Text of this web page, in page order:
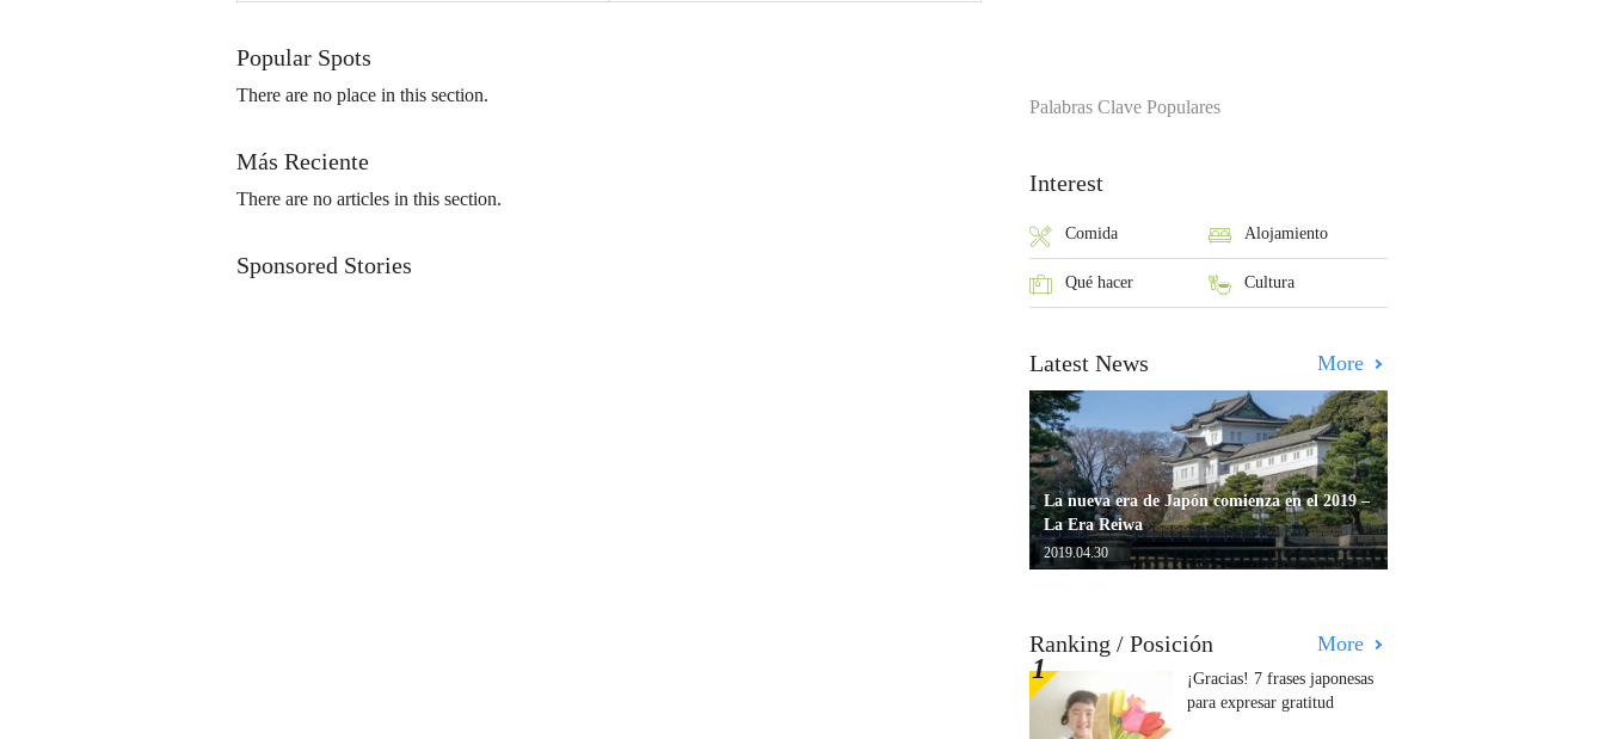
Popular Spots
There are no place in this section.
Más Reciente
There are no articles in this section.
Sponsored Stories
Palabras Clave Populares
Interest
Comida Alojamiento
Qué hacer Cultura
Latest News More
La nueva era de Japón comienza en el 2019 –
La Era Reiwa
2019.04.30
Ranking / Posición More
¡Gracias! 7 frases japonesas
para expresar gratitud